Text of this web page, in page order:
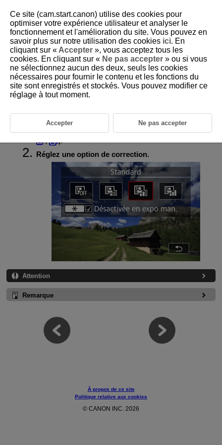
D292-065
Correction automatique de
luminosité
La luminosité et le contraste peuvent être corrigés automatiquement si
Sélectionnez [ :Correction auto de luminosité] (
Réglez une option de correction.
Attention
Remarque
À propos de ce site
Politique relative aux cookies
© CANON INC. 2026
Ce site (cam.start.canon) utilise des cookies pour
optimiser votre expérience utilisateur et analyser le
fonctionnement et l'amélioration du site. Vous pouvez en
savoir plus sur notre utilisation des cookies ici. En
cliquant sur « Accepter », vous acceptez tous les
cookies. En cliquant sur « Ne pas accepter » ou si vous
ne sélectionnez aucun des deux, seuls les cookies
nécessaires pour fournir le contenu et les fonctions du
site sont enregistrés et stockés. Vous pouvez modifier ce
réglage à tout moment.
Accepter Ne pas accepter